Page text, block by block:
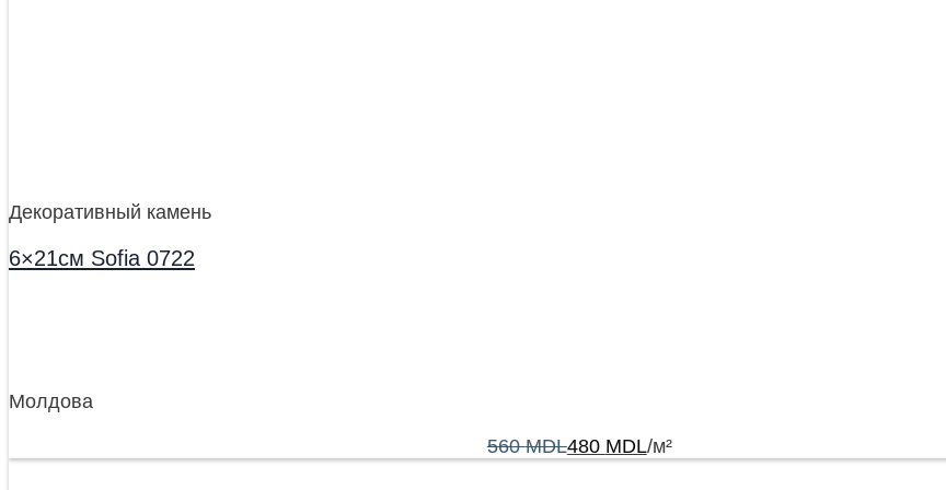
Декоративный камень
6×21см Sofia 0722
Молдова
560MDL480 MDL/м²